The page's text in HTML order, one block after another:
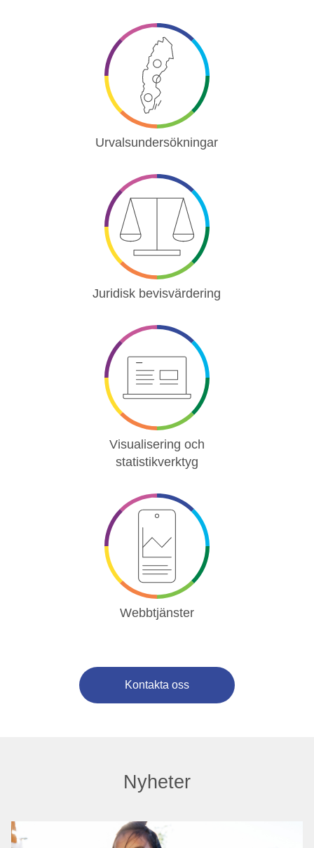
Urvalsundersökningar
Juridisk bevisvärdering
Visualisering och
statistikverktyg
Webbtjänster
Kontakta oss
Nyheter